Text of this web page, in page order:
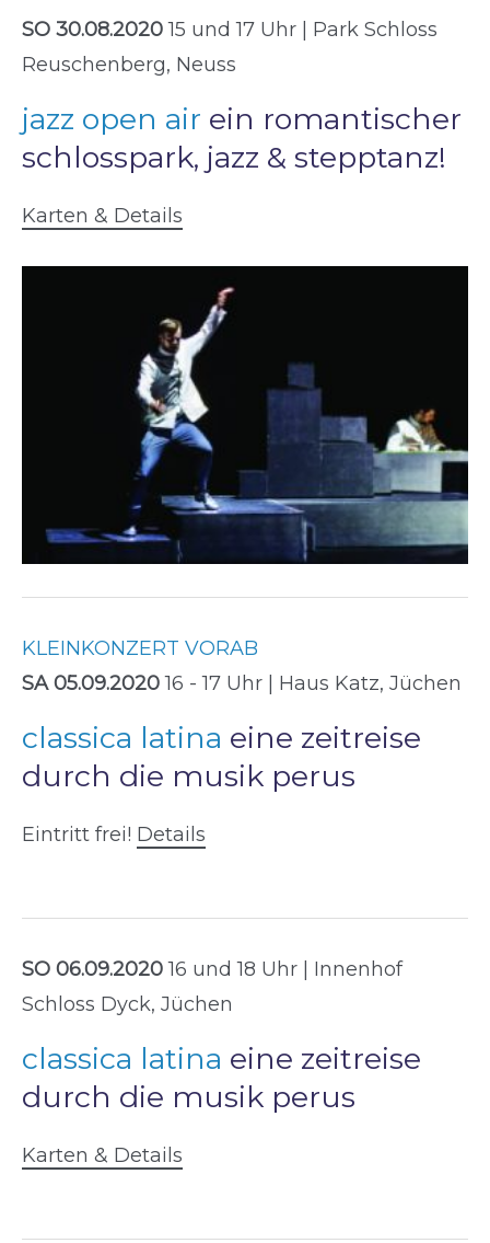
SO 30.08.202015 und 17 Uhr | Park Schloss
Reuschenberg, Neuss
jazz open air ein romantischer
schlosspark, jazz & stepptanz!
Karten & Details
KLEINKONZERT VORAB
SA 05.09.202016 - 17 Uhr | Haus Katz, Jüchen
classica latina eine zeitreise
durch die musik perus
Eintritt frei! Details
SO 06.09.202016 und 18 Uhr | Innenhof
Schloss Dyck, Jüchen
classica latina eine zeitreise
durch die musik perus
Karten & Details